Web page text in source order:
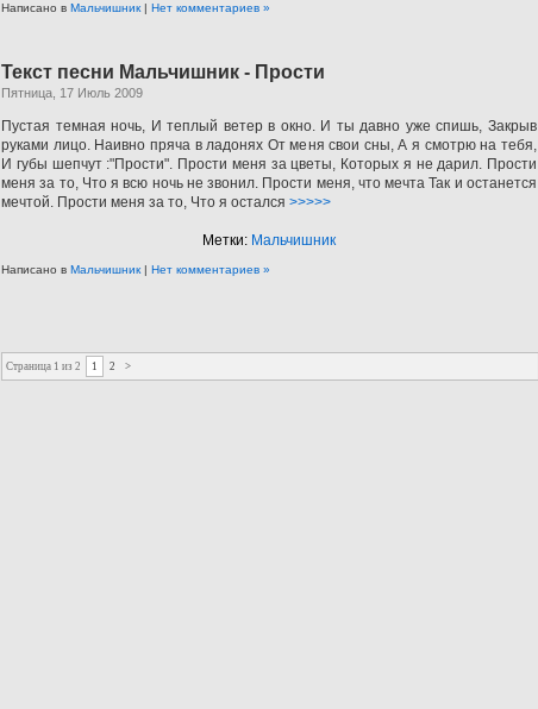
Написано в Мальчишник | Нет комментариев »
Текст песни Мальчишник - Прости
Пятница, 17 Июль 2009
Пустая темная ночь, И теплый ветер в окно. И ты давно уже спишь, Закрыв
руками лицо. Наивно пряча в ладонях От меня свои сны, А я смотрю на тебя,
И губы шепчут :"Прости". Прости меня за цветы, Которых я не дарил. Прости
меня за то, Что я всю ночь не звонил. Прости меня, что мечта Так и останется
мечтой. Прости меня за то, Что я остался >>>>>
Метки: Мальчишник
Написано в Мальчишник | Нет комментариев »
Страница 1 из 2 1 2 >